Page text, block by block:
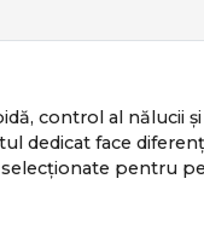
control al
dedicat face
pentru